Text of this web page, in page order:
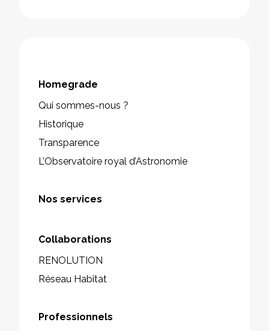
Homegrade
Qui sommes-nous ?
Historique
Transparence
L’Observatoire royal d’Astronomie
Nos services
Collaborations
RENOLUTION
Réseau Habitat
Professionnels